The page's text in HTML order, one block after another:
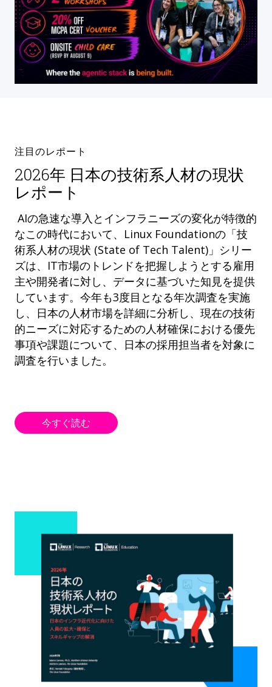
注目のレポート
2026年 日本の技術系人材の現状
レポート
AIの急速な導入とインフラニーズの変化が特徴的
なこの時代において、Linux Foundationの「技
術系人材の現状 (State of Tech Talent)」シリー
ズは、IT市場のトレンドを把握しようとする雇用
主や開発者に対し、データに基づいた知見を提供
しています。今年も3度目となる年次調査を実施
し、日本の人材市場を詳細に分析し、現在の技術
的ニーズに対応するための人材確保における優先
事項や課題について、日本の採用担当者を対象に
調査を行いました。
今すぐ読む